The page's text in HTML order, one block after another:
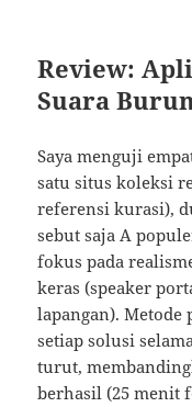
Review:
Suara
Saya menguji
satu situs koleksi
referensi kurasi),
sebut saja A
fokus pada
keras (speaker
lapangan). Metode
setiap solusi
turut,
berhasil (25 menit